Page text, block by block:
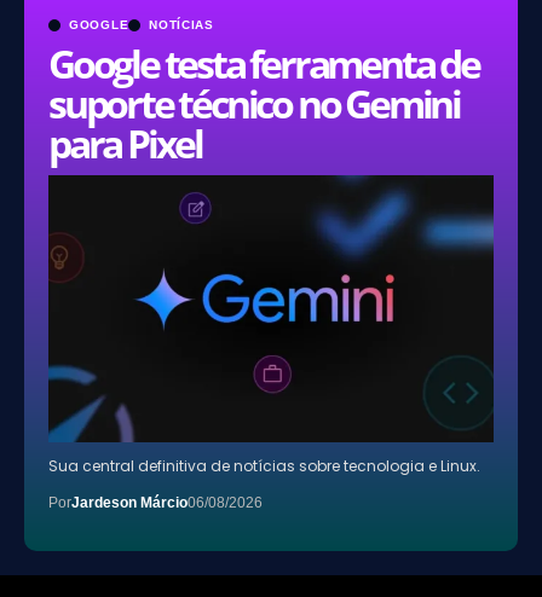
GOOGLE NOTÍCIAS
Google testa ferramenta de
suporte técnico no Gemini
para Pixel
Sua central definitiva de notícias sobre tecnologia e Linux.
PorJardeson Márcio06/08/2026